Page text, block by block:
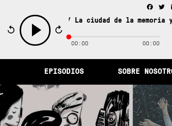
La ciudad de la memoria y
play 00:00 00:00
EPISODIOS SOBRE